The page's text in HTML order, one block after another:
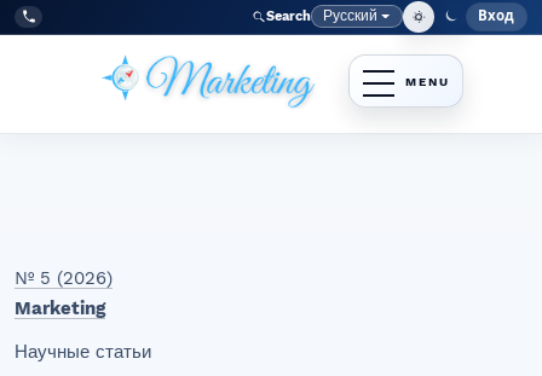
Перейти к главному меню навигации
Перейти к основному контенту
Перейти к нижнему колонтитулу сайта
Tel:
+998977838464 Search Язык
Русский Меню
Вход
№ 5 (2026)
Marketing
Научные статьи